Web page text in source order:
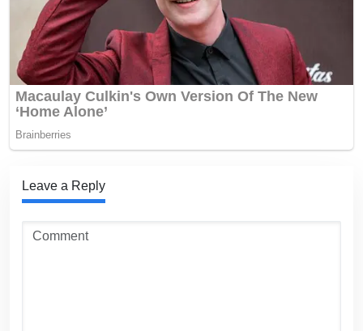
Leave a Reply